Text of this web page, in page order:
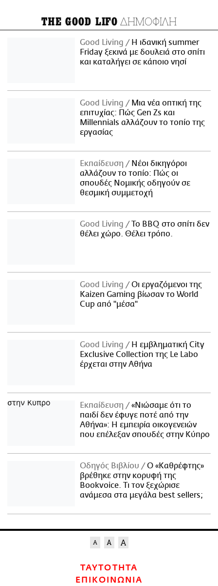
THE GOOD LIFO ΔΗΜΟΦΙΛΗ
Good Living
Η ιδανική summer
Friday ξεκινά με δουλειά στο σπίτι
και καταλήγει σε κάποιο νησί
Good Living
Μια νέα οπτική της
επιτυχίας: Πώς Gen Zs και
Millennials αλλάζουν το τοπίο της
εργασίας
Εκπαίδευση
Νέοι δικηγόροι
αλλάζουν το τοπίο: Πώς οι
σπουδές Νομικής οδηγούν σε
θεσμική συμμετοχή
Good Living
Το BBQ στο σπίτι δεν
θέλει χώρο. Θέλει τρόπο.
Good Living
Οι εργαζόμενοι της
Kaizen Gaming βίωσαν το World
Cup από "μέσα"
Good Living
Η εμβληματική City
Exclusive Collection της Le Labo
έρχεται στην Αθήνα
Εκπαίδευση
«Νιώσαμε ότι το
παιδί δεν έφυγε ποτέ από την
Αθήνα»: Η εμπειρία οικογενειών
που επέλεξαν σπουδές στην Κύπρο
Οδηγός Βιβλίου
Ο «Καθρέφτης»
βρέθηκε στην κορυφή της
Bookvoice. Τι τον ξεχώρισε
ανάμεσα στα μεγάλα best sellers;
ΤΑΥΤΟΤΗΤΑ
ΕΠΙΚΟΙΝΩΝΙΑ